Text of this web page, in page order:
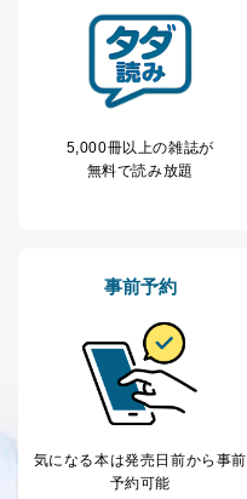
5,000冊以上の雑誌が
無料で読み放題
事前予約
気になる本は発売日前から事前
予約可能